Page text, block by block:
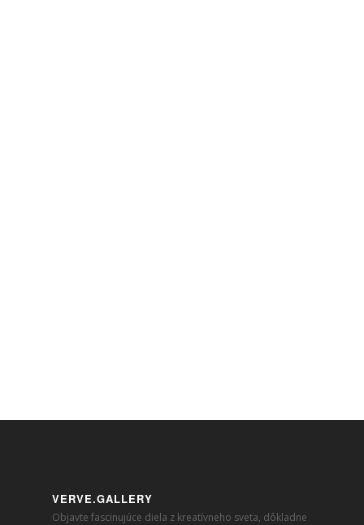
VERVE.GALLERY
Objavte fascinujúce diela z kreatívneho sveta, dôkladne